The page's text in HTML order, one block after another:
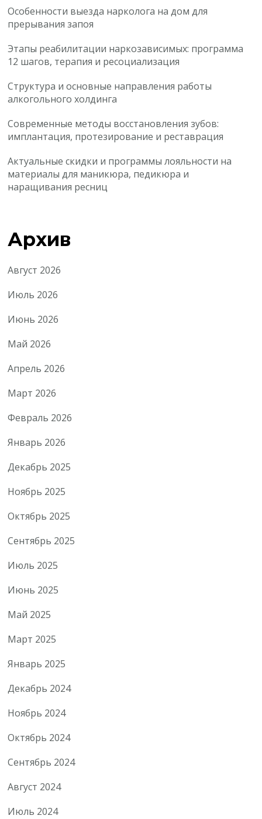
Особенности выезда нарколога на дом для
прерывания запоя
Этапы реабилитации наркозависимых: программа
12 шагов, терапия и ресоциализация
Структура и основные направления работы
алкогольного холдинга
Современные методы восстановления зубов:
имплантация, протезирование и реставрация
Актуальные скидки и программы лояльности на
материалы для маникюра, педикюра и
наращивания ресниц
Архив
Август 2026
Июль 2026
Июнь 2026
Май 2026
Апрель 2026
Март 2026
Февраль 2026
Январь 2026
Декабрь 2025
Ноябрь 2025
Октябрь 2025
Сентябрь 2025
Июль 2025
Июнь 2025
Май 2025
Март 2025
Январь 2025
Декабрь 2024
Ноябрь 2024
Октябрь 2024
Сентябрь 2024
Август 2024
Июль 2024